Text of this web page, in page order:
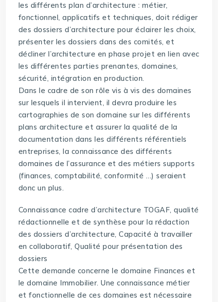
les différents plan d’architecture : métier,
fonctionnel, applicatifs et techniques, doit rédiger
des dossiers d’architecture pour éclairer les choix,
présenter les dossiers dans des comités, et
décliner l’architecture en phase projet en lien avec
les différentes parties prenantes, domaines,
sécurité, intégration en production.
Dans le cadre de son rôle vis à vis des domaines
sur lesquels il intervient, il devra produire les
cartographies de son domaine sur les différents
plans architecture et assurer la qualité de la
documentation dans les différents référentiels
entreprises, la connaissance des différents
domaines de l’assurance et des métiers supports
(finances, comptabilité, conformité …) seraient
donc un plus.
Connaissance cadre d’architecture TOGAF, qualité
rédactionnelle et de synthèse pour la rédaction
des dossiers d’architecture, Capacité à travailler
en collaboratif, Qualité pour présentation des
dossiers
Cette demande concerne le domaine Finances et
le domaine Immobilier. Une connaissance métier
et fonctionnelle de ces domaines est nécessaire